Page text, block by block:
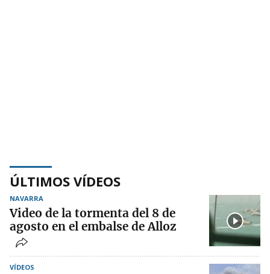
ÚLTIMOS VÍDEOS
NAVARRA
Video de la tormenta del 8 de
agosto en el embalse de Alloz
VÍDEOS